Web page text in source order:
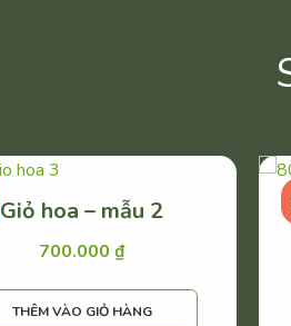
Giỏ hoa – mẫu 2
700.000 ₫
THÊM VÀO GIỎ HÀNG